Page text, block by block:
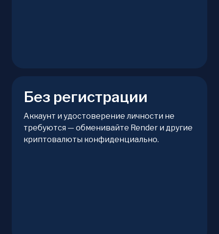
Без регистрации
Аккаунт и удостоверение личности не
требуются — обменивайте Render и другие
криптовалюты конфиденциально.